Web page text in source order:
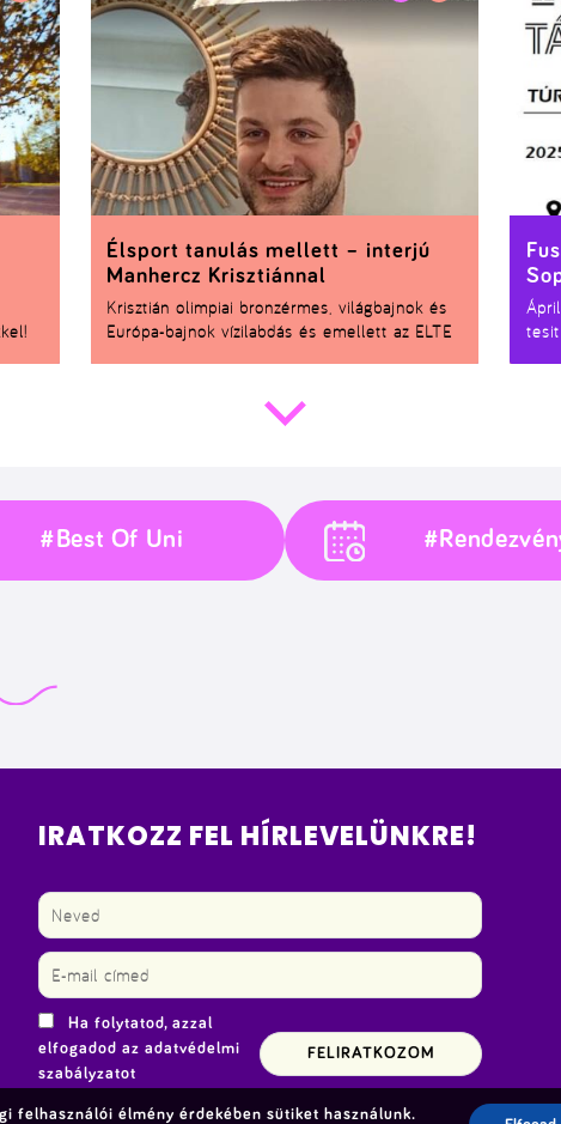
a
hazai orvosegyetemek csapatai, összesen
hatvan mérkőzésen.
Krisztián olimpiai bronzérmes, világbajnok és
Európa-bajnok vízilabdás és emellett az ELTE
sportot és az egyetemet, illetve, hogy mit
gondol a magyar sportpszichológiáról.
Élsport tanulás mellett – interjú
Manhercz Krisztiánnal
#Best Of Uni
IRATKOZZ FEL HÍRLEVELÜNKRE!
Ha folytatod, azzal
elfogadod az adatvédelmi
szabályzatot
felhasználói élmény érdekében sütiket használunk.